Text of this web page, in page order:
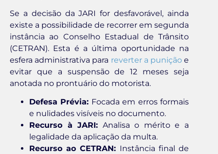
Se a decisão da JARI for desfavorável, ainda
existe a possibilidade de recorrer em segunda
instância ao Conselho Estadual de Trânsito
(CETRAN). Esta é a última oportunidade na
esfera administrativa para reverter a puniçãoe
evitar que a suspensão de 12 meses seja
anotada no prontuário do motorista.
Defesa Prévia: Focada em erros formais
e nulidades visíveis no documento.
Recurso à JARI: Analisa o mérito e a
legalidade da aplicação da multa.
Recurso ao CETRAN: Instância final de